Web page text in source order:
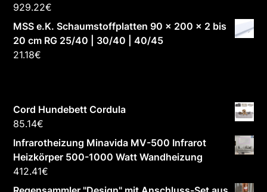
929.22€
MSS e.K. Schaumstoffplatten 90 x 200 x 2 bis
20 cm RG 25/40 | 30/40 | 40/45
21.18€
Cord Hundebett Cordula
85.14€
Infrarotheizung Minavida MV-500 Infrarot
Heizkörper 500-1000 Watt Wandheizung
412.41€